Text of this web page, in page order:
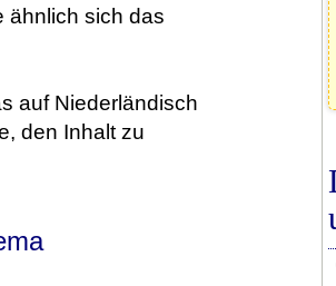
ähnlich sich das
auf Niederländisch
den Inhalt zu